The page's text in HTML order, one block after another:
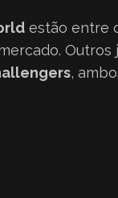
estão entre
,